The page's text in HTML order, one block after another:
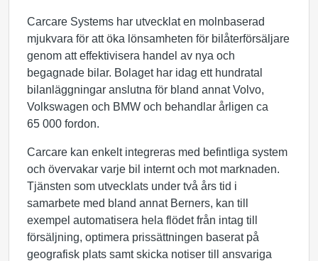
Carcare Systems har utvecklat en molnbaserad
mjukvara för att öka lönsamheten för bilåterförsäljare
genom att effektivisera handel av nya och
begagnade bilar. Bolaget har idag ett hundratal
bilanläggningar anslutna för bland annat Volvo,
Volkswagen och BMW och behandlar årligen ca
65 000 fordon.
Carcare kan enkelt integreras med befintliga system
och övervakar varje bil internt och mot marknaden.
Tjänsten som utvecklats under två års tid i
samarbete med bland annat Berners, kan till
exempel automatisera hela flödet från intag till
försäljning, optimera prissättningen baserat på
geografisk plats samt skicka notiser till ansvariga